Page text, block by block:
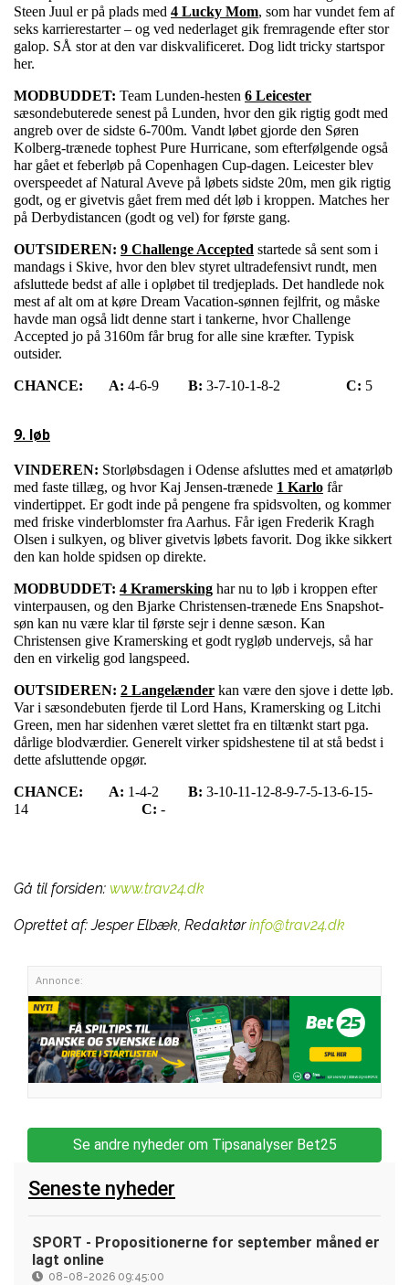
Steen Juul er på plads med 4 Lucky Mom, som har vundet fem af
seks karrierestarter – og ved nederlaget gik fremragende efter stor
galop. SÅ stor at den var diskvalificeret. Dog lidt tricky startspor
her.
MODBUDDET: Team Lunden-hesten 6 Leicester
sæsondebuterede senest på Lunden, hvor den gik rigtig godt med
angreb over de sidste 6-700m. Vandt løbet gjorde den Søren
Kolberg-trænede tophest Pure Hurricane, som efterfølgende også
har gået et feberløb på Copenhagen Cup-dagen. Leicester blev
overspeedet af Natural Aveve på løbets sidste 20m, men gik rigtig
godt, og er givetvis gået frem med dét løb i kroppen. Matches her
på Derbydistancen (godt og vel) for første gang.
OUTSIDEREN: 9 Challenge Accepted startede så sent som i
mandags i Skive, hvor den blev styret ultradefensivt rundt, men
afsluttede bedst af alle i opløbet til tredjeplads. Det handlede nok
mest af alt om at køre Dream Vacation-sønnen fejlfrit, og måske
havde man også lidt denne start i tankerne, hvor Challenge
Accepted jo på 3160m får brug for alle sine kræfter. Typisk
outsider.
CHANCE: A: 4-6-9 B: 3-7-10-1-8-2 C: 5
9. løb
VINDEREN: Storløbsdagen i Odense afsluttes med et amatørløb
med faste tillæg, og hvor Kaj Jensen-trænede 1 Karlo får
vindertippet. Er godt inde på pengene fra spidsvolten, og kommer
med friske vinderblomster fra Aarhus. Får igen Frederik Kragh
Olsen i sulkyen, og bliver givetvis løbets favorit. Dog ikke sikkert
den kan holde spidsen op direkte.
MODBUDDET: 4 Kramersking har nu to løb i kroppen efter
vinterpausen, og den Bjarke Christensen-trænede Ens Snapshot-
søn kan nu være klar til første sejr i denne sæson. Kan
Christensen give Kramersking et godt rygløb undervejs, så har
den en virkelig god langspeed.
OUTSIDEREN: 2 Langelænder kan være den sjove i dette løb.
Var i sæsondebuten fjerde til Lord Hans, Kramersking og Litchi
Green, men har sidenhen været slettet fra en tiltænkt start pga.
dårlige blodværdier. Generelt virker spidshestene til at stå bedst i
dette afsluttende opgør.
CHANCE: A: 1-4-2 B: 3-10-11-12-8-9-7-5-13-6-15-
14
C: -
Gå til forsiden: www.trav24.dk
Oprettet af:Jesper Elbæk, Redaktør info@trav24.dk
Annonce:
Se andre nyheder om Tipsanalyser Bet25
Seneste nyheder
SPORT - Propositionerne for september måned er
lagt online
08-08-2026 09:45:00